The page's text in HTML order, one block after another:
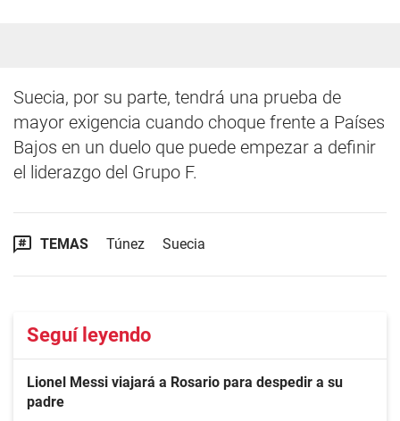
Suecia, por su parte, tendrá una prueba de
mayor exigencia cuando choque frente a Países
Bajos en un duelo que puede empezar a definir
el liderazgo del Grupo F.
TEMAS Túnez Suecia
Seguí leyendo
Lionel Messi viajará a Rosario para despedir a su
padre